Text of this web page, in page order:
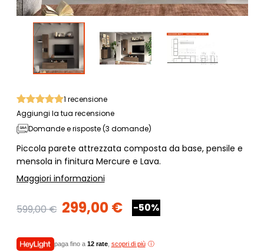
1 recensione
Aggiungi la tua recensione
Domande e risposte (3 domande)
Piccola parete attrezzata composta da base, pensile e
mensola in finitura Mercure e Lava.
Maggiori informazioni
599,00 € 299,00 € -50%
paga fino a 12 rate, scopri di più